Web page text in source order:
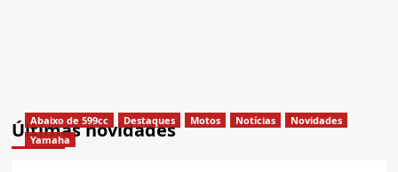
Últimas novidades
Abaixo de 599cc Destaques Motos Notícias
Novidades
Yamaha